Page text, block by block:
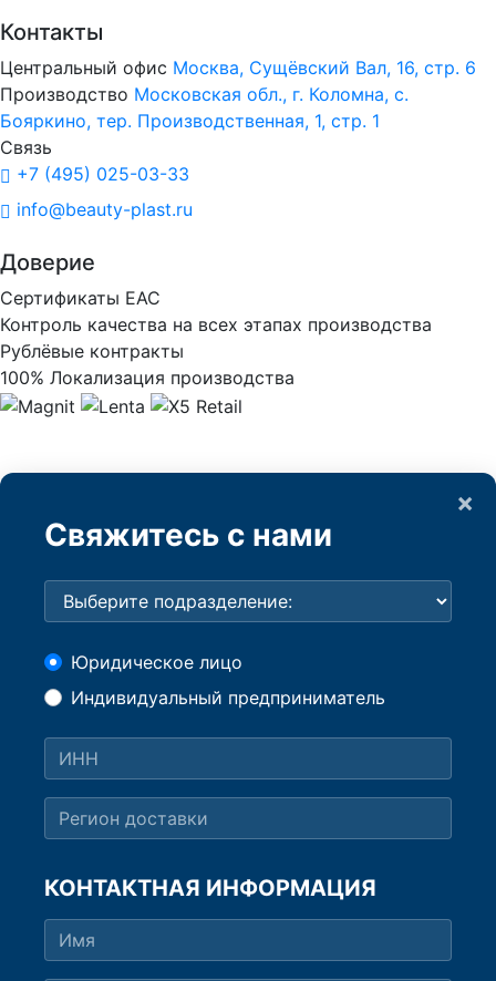
Контакты
Центральный офис Москва, Сущёвский Вал, 16, стр. 6
Производство Московская обл., г. Коломна, с.
Бояркино, тер. Производственная, 1, стр. 1
Связь
+7 (495) 025-03-33
info@beauty-plast.ru
Доверие
Сертификаты ЕАС
Контроль качества на всех этапах производства
Рублёвые контракты
100% Локализация производства
×
Свяжитесь с нами
Юридическое лицо
Индивидуальный предприниматель
КОНТАКТНАЯ ИНФОРМАЦИЯ